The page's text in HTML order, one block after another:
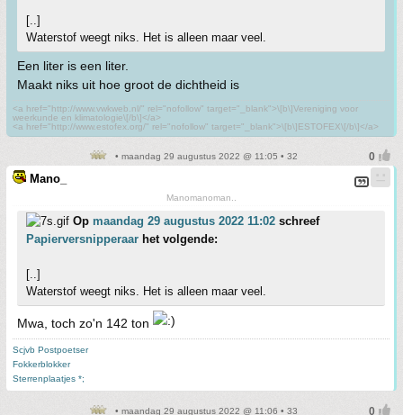
[..]
Waterstof weegt niks. Het is alleen maar veel.
Een liter is een liter.
Maakt niks uit hoe groot de dichtheid is
<a href="http://www.vwkweb.nl/" rel="nofollow" target="_blank">\[b\]Vereniging voor
weerkunde en klimatologie\[/b\]</a>
<a href="http://www.estofex.org/" rel="nofollow" target="_blank">\[b\]ESTOFEX\[/b\]</a>
• maandag 29 augustus 2022 @ 11:05 • 32
Mano_
Manomanoman..
Op maandag 29 augustus 2022 11:02 schreef
Papierversnipperaar het volgende:
[..]
Waterstof weegt niks. Het is alleen maar veel.
Mwa, toch zo'n 142 ton
Scjvb Postpoetser
Fokkerblokker
Sterrenplaatjes *;
• maandag 29 augustus 2022 @ 11:06 • 33